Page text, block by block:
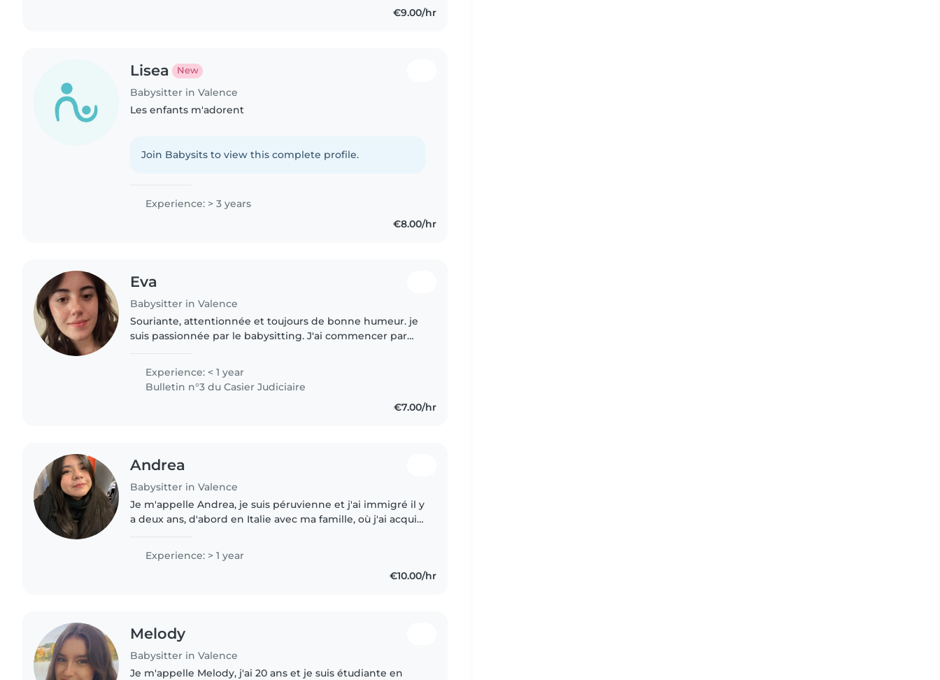
€9.00/hr
Lisea New
Babysitter in Valence
Les enfants m'adorent
Join Babysits to view this complete profile.
Experience: > 3 years
€8.00/hr
Eva
Babysitter in Valence
Souriante, attentionnée et toujours de bonne humeur. je
suis passionnée par le babysitting. J'ai commencer par
j'adore m'occuper..
Experience: < 1 year
Bulletin n°3 du Casier Judiciaire
€7.00/hr
Andrea
Babysitter in Valence
Je m'appelle Andrea, je suis péruvienne et j'ai immigré il y
a deux ans, d'abord en Italie avec ma famille, où j'ai acquis
Experience: > 1 year
€10.00/hr
Melody
Babysitter in Valence
Je m'appelle Melody, j'ai 20 ans et je suis étudiante en